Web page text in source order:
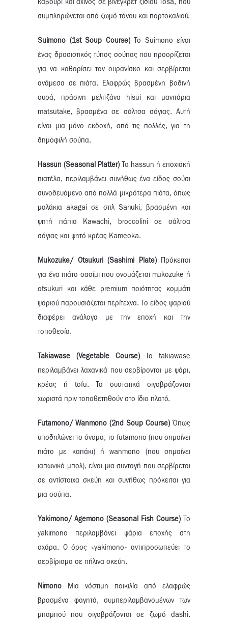
καβούρι και αχινός σε βινεγκρέτ ξιδιού Tosa, που
συμπληρώνεται από ζωμό τόνου και πορτοκαλιού.
Suimono (1st Soup Course)
Το Suimono είναι
ένας δροσιστικός τύπος σούπας που προορίζεται
για να καθαρίσει τον ουρανίσκο και σερβίρεται
ανάμεσα σε πιάτα. Ελαφρώς βρασμένη βοδινή
ουρά, πράσινη μελιτζάνα hisui και μανιτάρια
matsutake, βρασμένα σε σάλτσα σόγιας. Αυτή
είναι μια μόνο εκδοχή, από τις πολλές, για τη
δημοφιλή σούπα.
Hassun (Seasonal Platter)
Το hassun ή εποχιακή
πιατέλα, περιλαμβάνει συνήθως ένα είδος σούσι
συνοδευόμενο από πολλά μικρότερα πιάτα, όπως
μαλάκια akagai σε στιλ Sanuki, βρασμένη και
ψητή πάπια Kawachi, broccolini σε σάλτσα
σόγιας και ψητό κρέας Kameoka.
Mukozuke/ Otsukuri (Sashimi Plate)
Πρόκειται
για ένα πιάτο σασίμι που ονομάζεται mukozuke ή
otsukuri και κάθε premium ποιότητας κομμάτι
ψαριού παρουσιάζεται περίτεχνα. Το είδος ψαριού
διαφέρει ανάλογα με την εποχή και την
τοποθεσία.
Takiawase (Vegetable Course)
Το takiawase
περιλαμβάνει λαχανικά που σερβίρονται με ψάρι,
κρέας ή tofu. Τα συστατικά σιγοβράζονται
χωριστά πριν τοποθετηθούν στο ίδιο πλατό.
Futamono/ Wanmono (2nd Soup Course)Όπως
υποδηλώνει το όνομα, το futamono (που σημαίνει
πιάτο με καπάκι) ή wanmono (που σημαίνει
ιαπωνικό μπολ), είναι μια συνταγή που σερβίρεται
σε αντίστοιχα σκεύη και συνήθως πρόκειται για
μια σούπα.
Yakimono/ Agemono (Seasonal Fish Course)
Το
yakimono περιλαμβάνει ψάρια εποχής στη
σχάρα. Ο όρος «yakimono» αντιπροσωπεύει το
σερβίρισμα σε πήλινα σκεύη.
Nimono
Μια νόστιμη ποικιλία από ελαφρώς
βρασμένα φαγητά, συμπεριλαμβανομένων των
μπαμπού που σιγοβράζονται σε ζωμό dashi.